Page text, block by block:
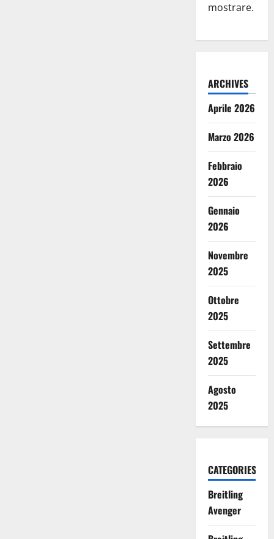
mostrare.
ARCHIVES
Aprile 2026
Marzo 2026
Febbraio
2026
Gennaio
2026
Novembre
2025
Ottobre
2025
Settembre
2025
Agosto
2025
CATEGORIES
Breitling
Avenger